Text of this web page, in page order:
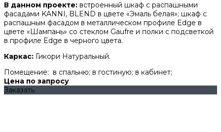
В данном проекте: встроенный шкаф с распашными
фасадами KANNI, BLEND в цвете «Эмаль белая»; шкаф с
распашным фасадом в металлическом профиле Edge в
цвете «Шампань» со стеклом Gaufre и полки с подсветкой
в профиле Edge в черного цвета.
Каркас: Гикори Натуральный.
Помещение: в спальню; в гостиную; в кабинет;
Цена по запросу
Заказать